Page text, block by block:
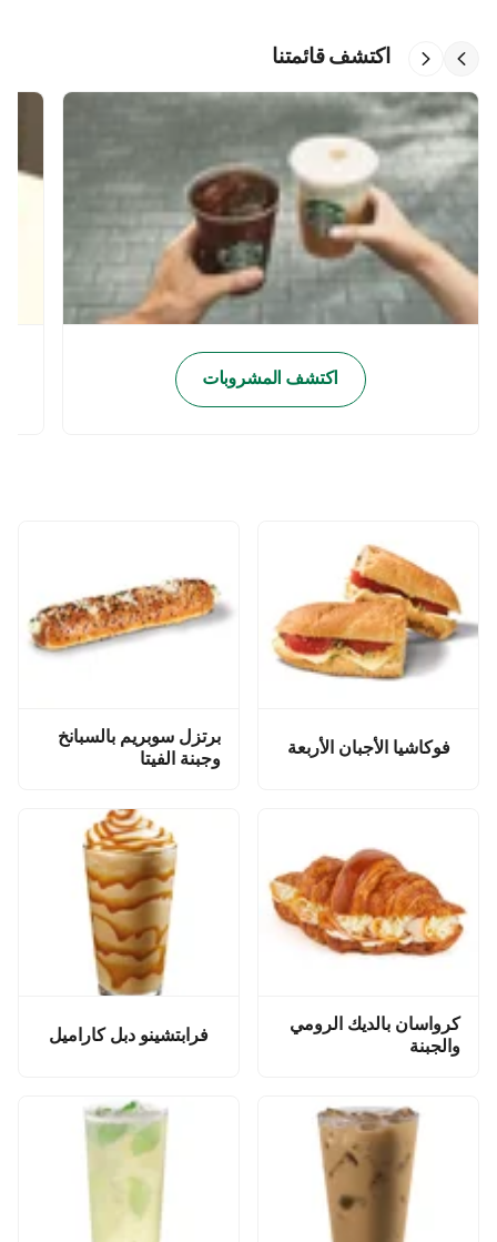
اكتشف قائمتنا
اكتشف المشروبات
فوكاشيا الأجبان الأربعة
برتزل سوبريم بالسبانخ
وجبنة الفيتا
كرواسان بالديك الرومي
والجبنة
فرابتشينو دبل كاراميل